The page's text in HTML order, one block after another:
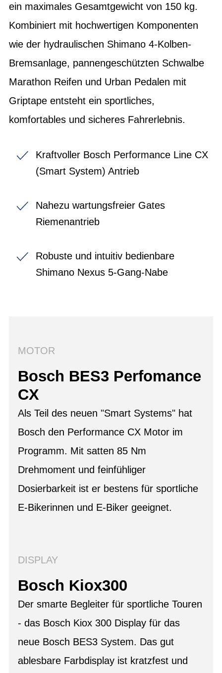
ein maximales Gesamtgewicht von 150 kg.
Kombiniert mit hochwertigen Komponenten
wie der hydraulischen Shimano 4-Kolben-
Bremsanlage, pannengeschützten Schwalbe
Marathon Reifen und Urban Pedalen mit
Griptape entsteht ein sportliches,
komfortables und sicheres Fahrerlebnis.
Kraftvoller Bosch Performance Line CX
(Smart System) Antrieb
Nahezu wartungsfreier Gates
Riemenantrieb
Robuste und intuitiv bedienbare
Shimano Nexus 5-Gang-Nabe
MOTOR
Bosch BES3 Perfomance
CX
Als Teil des neuen "Smart Systems" hat
Bosch den Performance CX Motor im
Programm. Mit satten 85 Nm
Drehmoment und feinfühliger
Dosierbarkeit ist er bestens für sportliche
E-Bikerinnen und E-Biker geeignet.
DISPLAY
Bosch Kiox300
Der smarte Begleiter für sportliche Touren
- das Bosch Kiox 300 Display für das
neue Bosch BES3 System. Das gut
ablesbare Farbdisplay ist kratzfest und